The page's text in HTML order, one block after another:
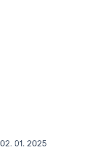
02. 01. 2025